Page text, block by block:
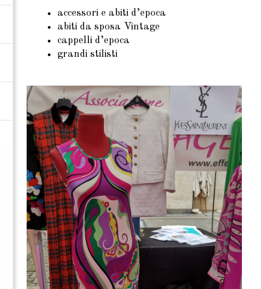
accessori e abiti d’epoca
abiti da sposa Vintage
cappelli d’epoca
grandi stilisti